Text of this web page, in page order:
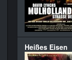
Heißes Eisen